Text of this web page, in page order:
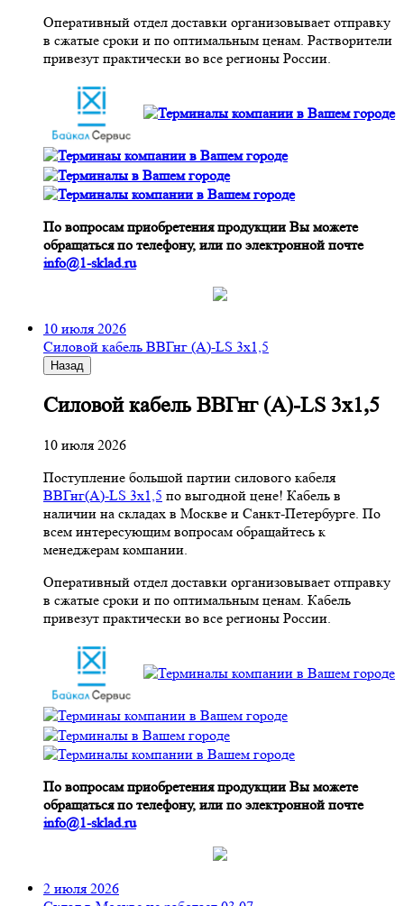
Оперативный отдел доставки организовывает отправку
в сжатые сроки и по оптимальным ценам. Растворители
привезут практически во все регионы России.
По вопросам приобретения продукции Вы можете
обращаться по телефону, или по электронной почте
info@1-sklad.ru
10 июля 2026
Cиловой кабель ВВГнг (A)-LS 3х1,5
Назад
Cиловой кабель ВВГнг (A)-LS 3х1,5
10 июля 2026
Поступление большой партии силового кабеля
ВВГнг(A)-LS 3х1,5 по выгодной цене! Кабель в
наличии на складах в Москве и Санкт-Петербурге. По
всем интересующим вопросам обращайтесь к
менеджерам компании.
Оперативный отдел доставки организовывает отправку
в сжатые сроки и по оптимальным ценам. Кабель
привезут практически во все регионы России.
По вопросам приобретения продукции Вы можете
обращаться по телефону, или по электронной почте
info@1-sklad.ru
2 июля 2026